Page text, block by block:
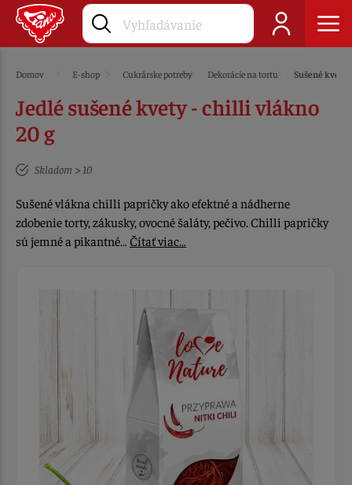
Domov E-shop Cukrárske potreby Dekorácie na tortu Sušené kvety
Jedlé sušené kvety - chilli vlákno
20 g
Skladom > 10
Sušené vlákna chilli papričky ako efektné a nádherne
zdobenie torty, zákusky, ovocné šaláty, pečivo. Chilli papričky
sú jemné a pikantné… Čítať viac…